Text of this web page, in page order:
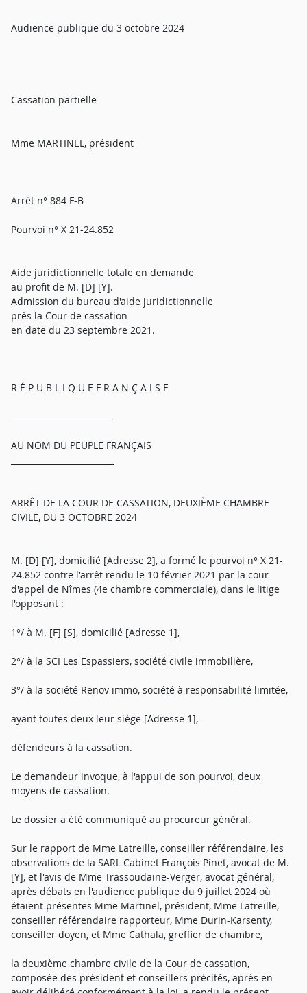
Audience publique du 3 octobre 2024
Cassation partielle
Mme MARTINEL, président
Arrêt n° 884 F-B
Pourvoi n° X 21-24.852
Aide juridictionnelle totale en demande
au profit de M. [D] [Y].
Admission du bureau d'aide juridictionnelle
près la Cour de cassation
en date du 23 septembre 2021.
R É P U B L I Q U E F R A N Ç A I S E
AU NOM DU PEUPLE FRANÇAIS
ARRÊT DE LA COUR DE CASSATION, DEUXIÈME CHAMBRE
CIVILE, DU 3 OCTOBRE 2024
M. [D] [Y], domicilié [Adresse 2], a formé le pourvoi n° X 21-
24.852 contre l'arrêt rendu le 10 février 2021 par la cour
d'appel de Nîmes (4e chambre commerciale), dans le litige
l'opposant :
1°/ à M. [F] [S], domicilié [Adresse 1],
2°/ à la SCI Les Espassiers, société civile immobilière,
3°/ à la société Renov immo, société à responsabilité limitée,
ayant toutes deux leur siège [Adresse 1],
défendeurs à la cassation.
Le demandeur invoque, à l'appui de son pourvoi, deux
moyens de cassation.
Le dossier a été communiqué au procureur général.
Sur le rapport de Mme Latreille, conseiller référendaire, les
observations de la SARL Cabinet François Pinet, avocat de M.
[Y], et l'avis de Mme Trassoudaine-Verger, avocat général,
après débats en l'audience publique du 9 juillet 2024 où
étaient présentes Mme Martinel, président, Mme Latreille,
conseiller référendaire rapporteur, Mme Durin-Karsenty,
conseiller doyen, et Mme Cathala, greffier de chambre,
la deuxième chambre civile de la Cour de cassation,
composée des président et conseillers précités, après en